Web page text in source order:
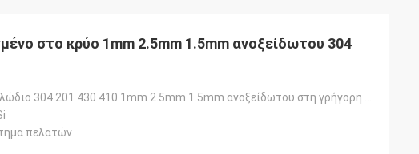
στο κρύο 1mm 2.5mm 1.5mm ανοξείδωτου 304
πελατών